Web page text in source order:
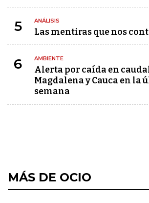
5 ANÁLISIS
Las mentiras que nos
6 AMBIENTE
Alerta por caída en
Magdalena y Cauca en la
semana
MÁS DE OCIO